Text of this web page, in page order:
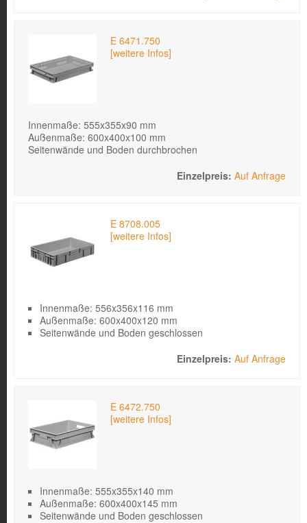
E 6471.750
[weitere Infos]
Innenmaße: 555x355x90 mm
Außenmaße: 600x400x100 mm
Seitenwände und Boden durchbrochen
Auf Anfrage
E 8708.005
[weitere Infos]
Innenmaße: 556x356x116 mm
Außenmaße: 600x400x120 mm
Seitenwände und Boden geschlossen
Auf Anfrage
E 6472.750
[weitere Infos]
Innenmaße: 555x355x140 mm
Außenmaße: 600x400x145 mm
Seitenwände und Boden geschlossen